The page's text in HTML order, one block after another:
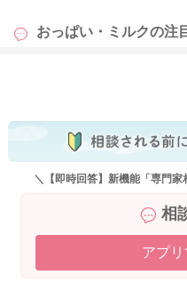
おっぱい・ミルクの注
も
＼【即時回答】新機能「専門
相
アプ